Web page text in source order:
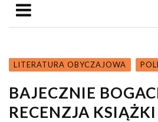
LITERATURA OBYCZAJOWA
BAJECZNIE
RECENZJA KSIĄŻKI